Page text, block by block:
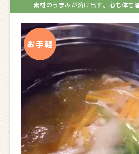
素材のうまみが溶け出す。心も体も